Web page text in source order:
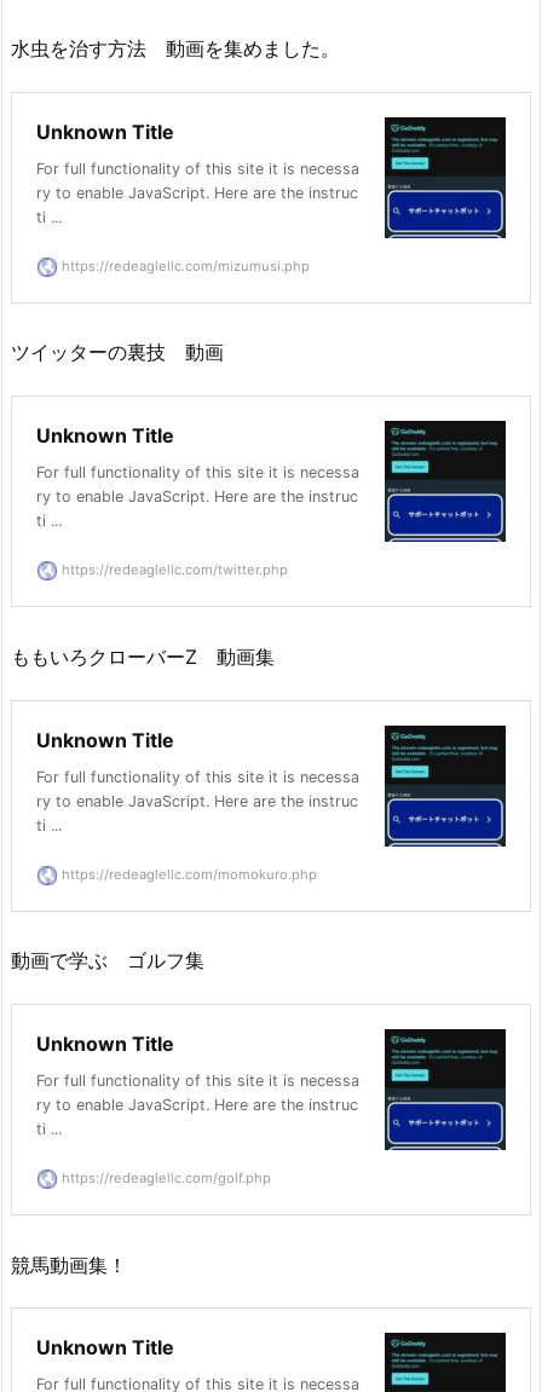
水虫を治す方法 動画を集めました。
Unknown Title
For full functionality of this site it is necessa
ry to enable JavaScript. Here are the instruc
ti ...
https://redeaglellc.com/mizumusi.php
ツイッターの裏技 動画
Unknown Title
For full functionality of this site it is necessa
ry to enable JavaScript. Here are the instruc
ti ...
https://redeaglellc.com/twitter.php
ももいろクローバーZ 動画集
Unknown Title
For full functionality of this site it is necessa
ry to enable JavaScript. Here are the instruc
ti ...
https://redeaglellc.com/momokuro.php
動画で学ぶ ゴルフ集
Unknown Title
For full functionality of this site it is necessa
ry to enable JavaScript. Here are the instruc
ti ...
https://redeaglellc.com/golf.php
競馬動画集！
Unknown Title
For full functionality of this site it is necessa